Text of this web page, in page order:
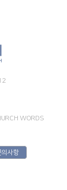
WORDS
의사항